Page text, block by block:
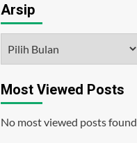
Arsip
Most Viewed Posts
No most viewed posts found